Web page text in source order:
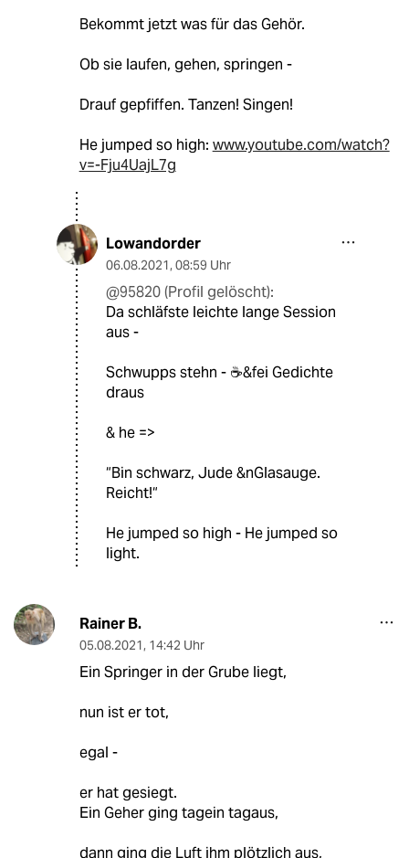
Bekommt jetzt was für das Gehör.
Ob sie laufen, gehen, springen -
Drauf gepfiffen. Tanzen! Singen!
He jumped so high: www.youtube.com/watch?
v=-Fju4UajL7g
Lowandorder
06.08.2021, 08:59 Uhr
@95820 (Profil gelöscht):
Da schläfste leichte lange Session
aus -
Schwupps stehn - ☕️&fei Gedichte
draus
& he =>
“Bin schwarz, Jude &nGlasauge.
Reicht!“
He jumped so high - He jumped so
light.
Rainer B.
05.08.2021, 14:42 Uhr
Ein Springer in der Grube liegt,
nun ist er tot,
egal -
er hat gesiegt.
Ein Geher ging tagein tagaus,
dann ging die Luft ihm plötzlich aus,